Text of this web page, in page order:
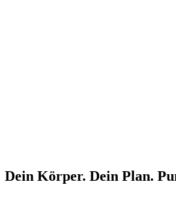
Dein Körper. Dein Plan.